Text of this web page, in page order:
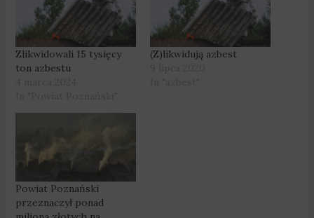
Zlikwidowali 15 tysięcy
ton azbestu
(Z)likwidują azbest
Powiat Poznański
przeznaczył ponad